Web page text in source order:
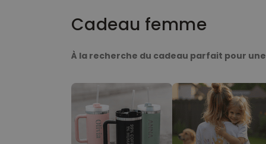
Cadeau femme
À la recherche du cadeau parfait pour